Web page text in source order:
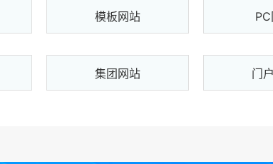
模板网站
集团网站 门